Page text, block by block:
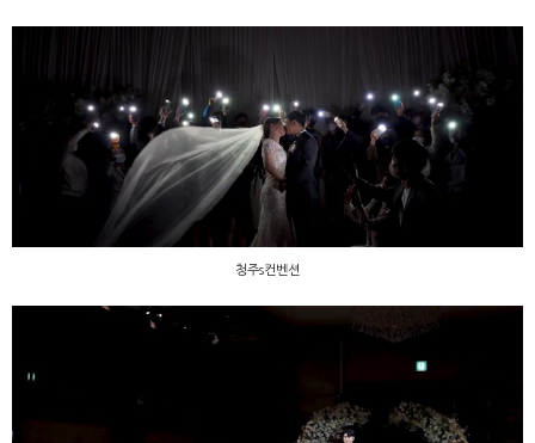
청주s컨벤션
청주s컨벤션
대전 라도무스